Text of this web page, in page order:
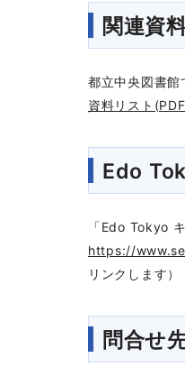
関連資
都立中央図書館
資料リスト
Edo
「Edo Tokyo
https://
リンクします）
問合せ